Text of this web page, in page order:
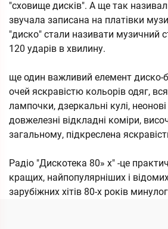
"сховище дисків". А ще так
звучала записана на платівки
"диско" стали називати музичний
120 ударів в хвилину.
ще один важливий елемент диско-
очей яскравістю кольорів одяг,
лампочки, дзеркальні кулі,
довжелезні відкладні коміри,
загальному, підкреслена
Радіо "Дискотека 80» х" -це
кращих, найпопулярніших і
зарубіжних хітів 80-х років